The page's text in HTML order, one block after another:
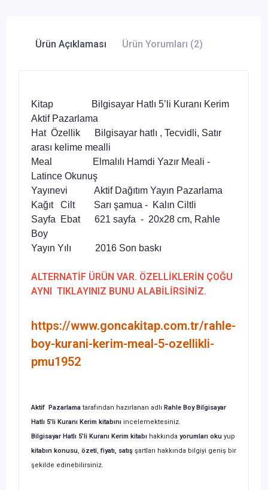
Ürün Açıklaması Ürün Yorumları (2)
Kitap Bilgisayar Hatlı 5’li Kuranı Kerim
Aktif Pazarlama
Hat Özellik Bilgisayar hatlı , Tecvidli, Satır
arası kelime mealli
Meal Elmalılı Hamdi Yazır Meali -
Latince Okunuş
Yayınevi Aktif Dağıtım Yayın Pazarlama
Kağıt Cilt Sarı şamua - Kalın Ciltli
Sayfa Ebat 621 sayfa - 20x28 cm, Rahle
Boy
Yayın Yılı 2016 Son baskı
ALTERNATİF ÜRÜN VAR. ÖZELLİKLERİN ÇOĞU
AYNI TIKLAYINIZ BUNU ALABİLİRSİNİZ.
https://www.goncakitap.com.tr/rahle-
boy-kurani-kerim-meal-5-ozellikli-
pmu1952
Aktif Pazarlama tarafından hazırlanan adlı Rahle Boy Bilgisayar
Hatlı 5’li Kuranı Kerim kitabını incelemektesiniz.
Bilgisayar Hatlı 5’li Kuranı Kerim kitabı hakkında yorumları oku yup
kitabın konusu, özeti,fiyatı, satış şartları hakkında bilgiyi geniş bir
şekilde edinebilirsiniz.